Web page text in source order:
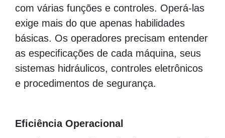
com várias funções e controles. Operá-las
exige mais do que apenas habilidades
básicas. Os operadores precisam entender
as especificações de cada máquina, seus
sistemas hidráulicos, controles eletrônicos
e procedimentos de segurança.
Eficiência Operacional